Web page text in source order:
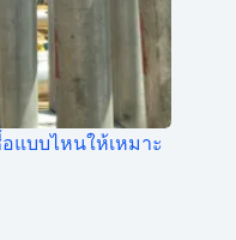
อแบบไหนให้เหมาะ